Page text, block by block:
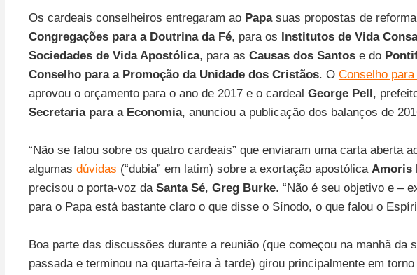
Os cardeais conselheiros entregaram ao Papasuas propostas de
Congregações para a Doutrina da Fé, para os Institutos de Vida
Sociedades de Vida Apostólica, para as Causas dos Santose do
Conselho para a Promoção da Unidade dos Cristãos. O Conselho
aprovou o orçamento para o ano de 2017 e o cardeal George Pell,
Secretaria para a Economia, anunciou a publicação dos balanços de
“Não se falou sobre os quatro cardeais” que enviaram uma carta aberta
algumas dúvidas (“dubia” em latim) sobre a exortação apostólica Amoris
precisou o porta-voz da Santa Sé, Greg Burke. “Não é seu objetivo e –
para o Papa está bastante claro o que disse o Sínodo, o que falou o
Boa parte das discussões durante a reunião (que começou na manhã da
passada e terminou na quarta-feira à tarde) girou principalmente em torno